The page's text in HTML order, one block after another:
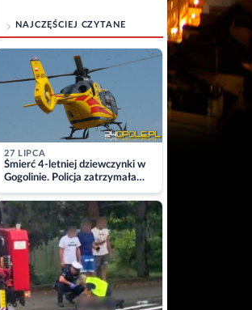
NAJCZĘŚCIEJ CZYTANE
27 LIPCA
Śmierć 4-letniej dziewczynki w
Gogolinie. Policja zatrzymała
matkę